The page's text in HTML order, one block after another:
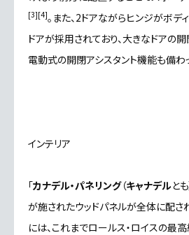
[3][4]。また、2ドアながらヒンジがボデ
ドアが採用されており、大きなドアの
電動式の開閉アシスタント機能も備わ
インテリア
「カナデル・パネリング（キャナデルと
が施されたウッドパネルが全体に配さ
には、これまでロールス・ロイスの最